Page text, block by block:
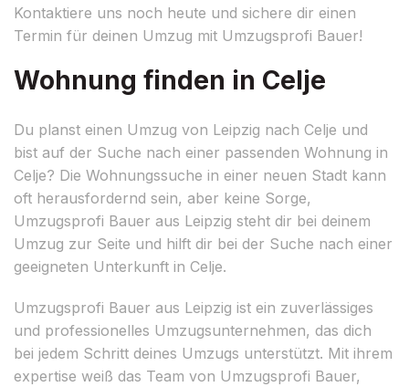
Kontaktiere uns noch heute und sichere dir einen
Termin für deinen Umzug mit Umzugsprofi Bauer!
Wohnung finden in Celje
Du planst einen Umzug von Leipzig nach Celje und
bist auf der Suche nach einer passenden Wohnung in
Celje? Die Wohnungssuche in einer neuen Stadt kann
oft herausfordernd sein, aber keine Sorge,
Umzugsprofi Bauer aus Leipzig steht dir bei deinem
Umzug zur Seite und hilft dir bei der Suche nach einer
geeigneten Unterkunft in Celje.
Umzugsprofi Bauer aus Leipzig ist ein zuverlässiges
und professionelles Umzugsunternehmen, das dich
bei jedem Schritt deines Umzugs unterstützt. Mit ihrem
expertise weiß das Team von Umzugsprofi Bauer,